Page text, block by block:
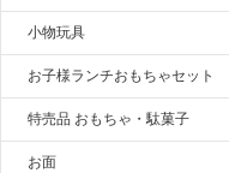
小物玩具
お子様ランチおもちゃセット
特売品 おもちゃ・駄菓子
お面